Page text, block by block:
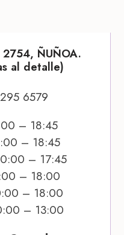
2754, ÑUÑOA.
al detalle)
6579
– 18:45
– 18:45
– 17:45
– 18:00
– 18:00
– 13:00